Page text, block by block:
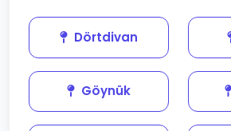
Dörtdivan
Göynük